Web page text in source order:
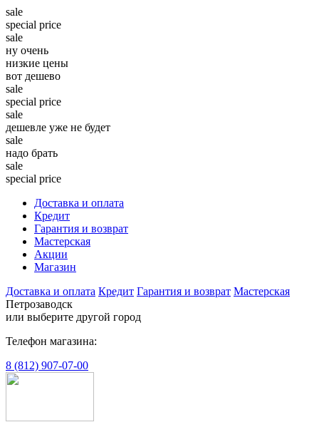
sale
special price
sale
ну очень
низкие цены
вот дешево
sale
special price
sale
дешевле уже не будет
sale
надо брать
sale
special price
Доставка и оплата
Кредит
Гарантия и возврат
Мастерская
Акции
Магазин
Доставка и оплата Кредит Гарантия и возврат Мастерская
Петрозаводск
или выберите другой город
Телефон магазина:
8 (812) 907-07-00